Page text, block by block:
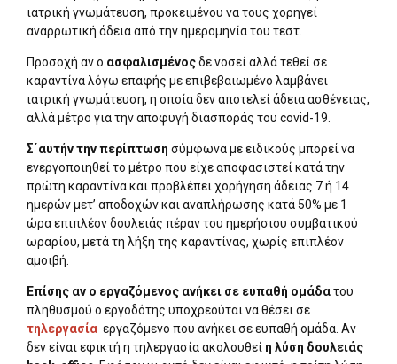
ιατρική γνωμάτευση, προκειμένου να τους χορηγεί
αναρρωτική άδεια από την ημερομηνία του τεστ.
Προσοχή αν ο ασφαλισμένοςδε νοσεί αλλά τεθεί σε
καραντίνα λόγω επαφής με επιβεβαιωμένο λαμβάνει
ιατρική γνωμάτευση, η οποία δεν αποτελεί άδεια ασθένειας,
αλλά μέτρο για την αποφυγή διασποράς του covid-19.
Σ΄αυτήν την περίπτωση σύμφωνα με ειδικούς μπορεί να
ενεργοποιηθεί το μέτρο που είχε αποφασιστεί κατά την
πρώτη καραντίνα και προβλέπει χορήγηση άδειας 7 ή 14
ημερών μετ’ αποδοχών και αναπλήρωσης κατά 50% με 1
ώρα επιπλέον δουλειάς πέραν του ημερήσιου συμβατικού
ωραρίου, μετά τη λήξη της καραντίνας, χωρίς επιπλέον
αμοιβή.
Επίσης αν ο εργαζόμενος ανήκει σε ευπαθή ομάδατου
πληθυσμού ο εργοδότης υποχρεούται να θέσει σε
τηλεργασία εργαζόμενο που ανήκει σε ευπαθή ομάδα. Αν
δεν είναι εφικτή η τηλεργασία ακολουθεί η λύση δουλειάς